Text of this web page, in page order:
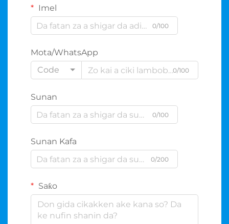
Imel
0/100
Mota/WhatsApp
Code
0/100
Sunan
0/100
Sunan Kafa
0/200
Saƙo